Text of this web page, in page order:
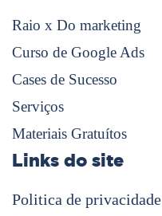
Raio x Do marketing
Curso de Google Ads
Cases de Sucesso
Serviços
Materiais Gratuítos
Links do site
Politica de privacidade